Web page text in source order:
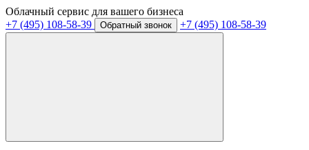
Облачный сервис для вашего бизнеса
+7 (495) 108-58-39
Обратный звонок +7 (495) 108-58-39